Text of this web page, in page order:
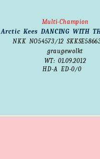
Multi-Champion
Arctic Kees DANCING WITH
NKK NO54573/12
graugewolkt
WT: 01.09.2012
HD-A ED-0/0